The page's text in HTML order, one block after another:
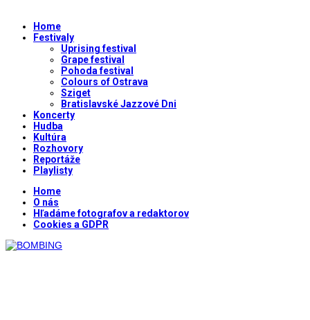
Home
Festivaly
Uprising festival
Grape festival
Pohoda festival
Colours of Ostrava
Sziget
Bratislavské Jazzové Dni
Koncerty
Hudba
Kultúra
Rozhovory
Reportáže
Playlisty
Home
O nás
Hľadáme fotografov a redaktorov
Cookies a GDPR